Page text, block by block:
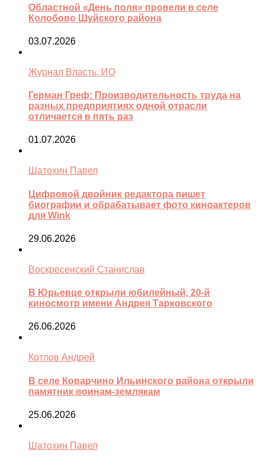
Областной «День поля» провели в селе
Колобово Шуйского района
03.07.2026
Журнал Власть. ИО
Герман Греф: Производительность труда на
разных предприятиях одной отрасли
отличается в пять раз
01.07.2026
Шатохин Павел
Цифровой двойник редактора пишет
биографии и обрабатывает фото киноактеров
для Wink
29.06.2026
Воскресенский Станислав
В Юрьевце открыли юбилейный, 20-й
киносмотр имени Андрея Тарковского
26.06.2026
Котлов Андрей
В селе Коварчино Ильинского района открыли
памятник воинам-землякам
25.06.2026
Шатохин Павел